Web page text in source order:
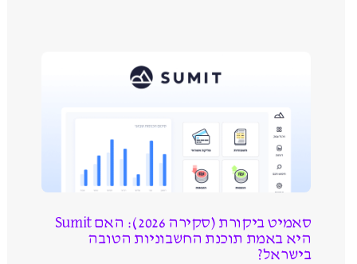
סאמיט ביקורת (סקירה 2026): האם Sumit
היא באמת תוכנת החשבוניות הטובה
בישראל?